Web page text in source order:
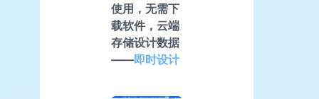
使用，无需下
载软件，云端
存储设计数据
——即时设计